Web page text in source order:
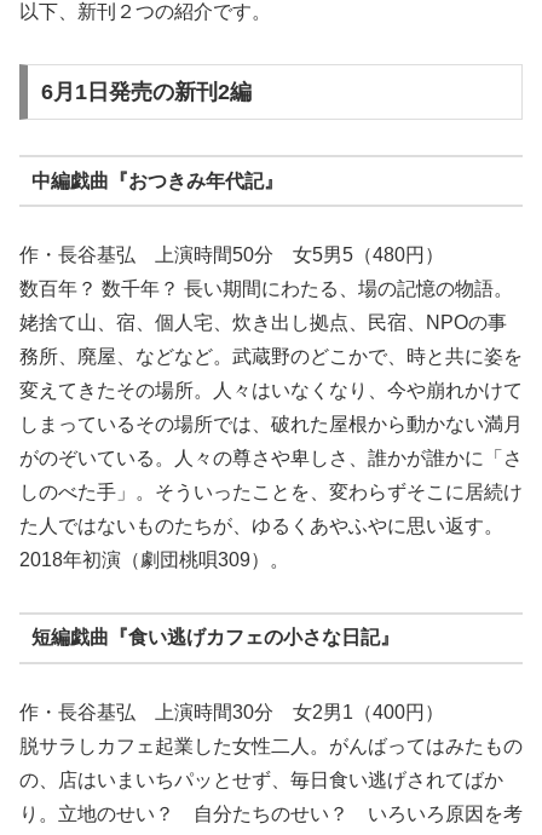
以下、新刊２つの紹介です。
6月1日発売の新刊2編
中編戯曲『おつきみ年代記』
作・長谷基弘 上演時間50分 女5男5（480円）
数百年？ 数千年？ 長い期間にわたる、場の記憶の物語。
姥捨て山、宿、個人宅、炊き出し拠点、民宿、NPOの事
務所、廃屋、などなど。武蔵野のどこかで、時と共に姿を
変えてきたその場所。人々はいなくなり、今や崩れかけて
しまっているその場所では、破れた屋根から動かない満月
がのぞいている。人々の尊さや卑しさ、誰かが誰かに「さ
しのべた手」。そういったことを、変わらずそこに居続け
た人ではないものたちが、ゆるくあやふやに思い返す。
2018年初演（劇団桃唄309）。
短編戯曲『食い逃げカフェの小さな日記』
作・長谷基弘 上演時間30分 女2男1（400円）
脱サラしカフェ起業した女性二人。がんばってはみたもの
の、店はいまいちパッとせず、毎日食い逃げされてばか
り。立地のせい？ 自分たちのせい？ いろいろ原因を考